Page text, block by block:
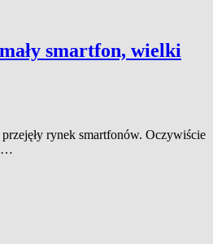
smartfon, wielki
rynek smartfonów. Oczywiście